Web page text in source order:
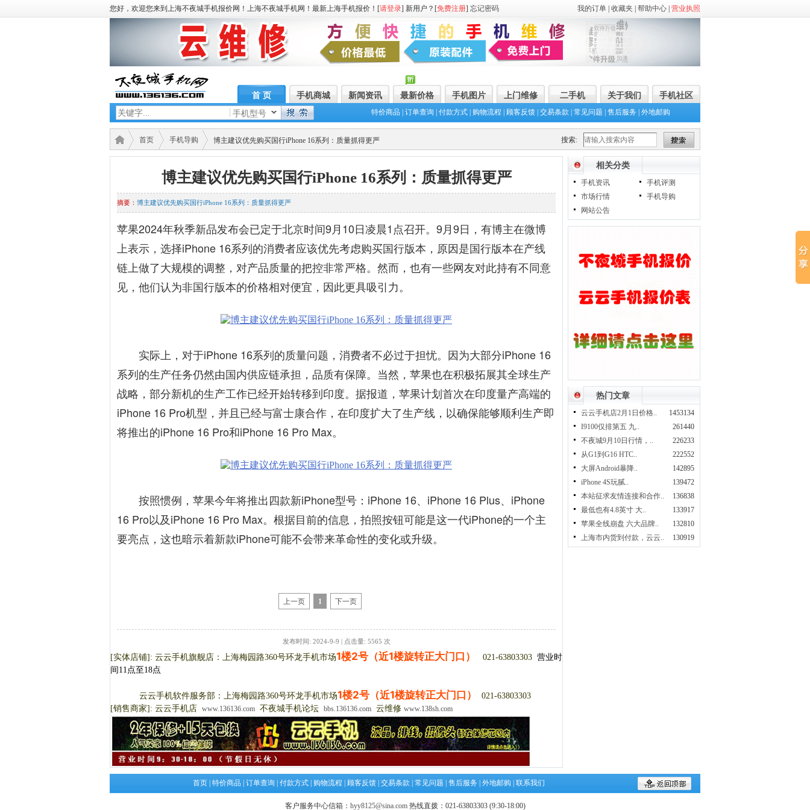
您好，欢迎您来到上海不夜城手机报价网！上海不夜城手机网！最新上海手机报价！[请登录] 新用户？[免费注册] 忘记密码 我的订单 收藏夹 帮助中心 营业执照
首 页 手机商城 新闻资讯 最新价格 手机图片 上门维修 二手机 关于我们
手机社区
手机型号
特价商品 订单查询 付款方式 购物流程 顾客反馈 交易条款 常见问题 售后服务 外地邮购
首页 手机导购 博主建议优先购买国行iPhone 16系列：质量抓得更严 搜索:
博主建议优先购买国行iPhone 16系列：质量抓得更严
摘要： 博主建议优先购买国行iPhone 16系列：质量抓得更严
苹果2024年秋季新品发布会已定于北京时间9月10日凌晨1点召开。9月9日，有博主在微博
上表示，选择iPhone 16系列的消费者应该优先考虑购买国行版本，原因是国行版本在产线
链上做了大规模的调整，对产品质量的把控非常严格。然而，也有一些网友对此持有不同意
见，他们认为非国行版本的价格相对便宜，因此更具吸引力。
实际上，对于iPhone 16系列的质量问题，消费者不必过于担忧。因为大部分iPhone 16
系列的生产任务仍然由国内供应链承担，品质有保障。当然，苹果也在积极拓展其全球生产
战略，部分新机的生产工作已经开始转移到印度。据报道，苹果计划首次在印度量产高端的
iPhone 16 Pro机型，并且已经与富士康合作，在印度扩大了生产线，以确保能够顺利生产即
将推出的iPhone 16 Pro和iPhone 16 Pro Max。
按照惯例，苹果今年将推出四款新iPhone型号：iPhone 16、iPhone 16 Plus、iPhone
16 Pro以及iPhone 16 Pro Max。根据目前的信息，拍照按钮可能是这一代iPhone的一个主
要亮点，这也暗示着新款iPhone可能不会带来革命性的变化或升级。
上一页 1 下一页
发布时间: 2024-9-9 | 点击量: 5565 次
[实体店铺]: 云云手机旗舰店：上海梅园路360号环龙手机市场1楼2号（近1楼旋转正大门口） 021-63803303 营业时
间11点至18点
云云手机软件服务部：上海梅园路360号环龙手机市场1楼2号（近1楼旋转正大门口）
021-63803303
[销售商家]: 云云手机店 www.136136.com 不夜城手机论坛 bbs.136136.com 云维修 www.138sh.com
相关分类
手机资讯
手机评测
市场行情
手机导购
网站公告
热门文章
云云手机店2月1日价格..
1453134
I9100仅排第五 九..
261440
不夜城9月10日行情，..
226233
从G1到G16 HTC..
222552
大屏Android暴降..
142895
iPhone 4S玩腻..
139472
本站征求友情连接和合作..
136838
最低也有4.8英寸 大..
133917
苹果全线崩盘 六大品牌..
132810
上海市内货到付款，云云..
130919
首页 特价商品 订单查询 付款方式 购物流程 顾客反馈 交易条款 常见问题 售后服务 外地邮购 联系我们
客户服务中心信箱： hyy8125@sina.com热线直拨：021-63803303 (9:30-18:00)